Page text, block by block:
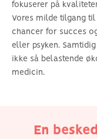
fokuserer på
Vores milde tilgang
chancer for succes
eller psyken.
ikke så belastende
medicin.
En